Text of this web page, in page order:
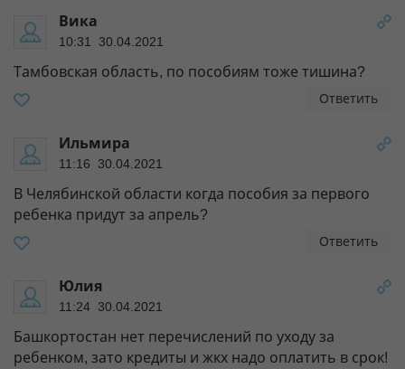
Вика
10:31 30.04.2021
Тамбовская область, по пособиям тоже тишина?
Ответить
Ильмира
11:16 30.04.2021
В Челябинской области когда пособия за первого
ребенка придут за апрель?
Ответить
Юлия
11:24 30.04.2021
Башкортостан нет перечислений по уходу за
ребенком, зато кредиты и жкх надо оплатить в срок!